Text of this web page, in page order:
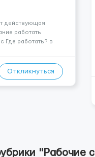
действующая
работать
Где работать? в
проживание ...
Откликнуться
"Рабочие